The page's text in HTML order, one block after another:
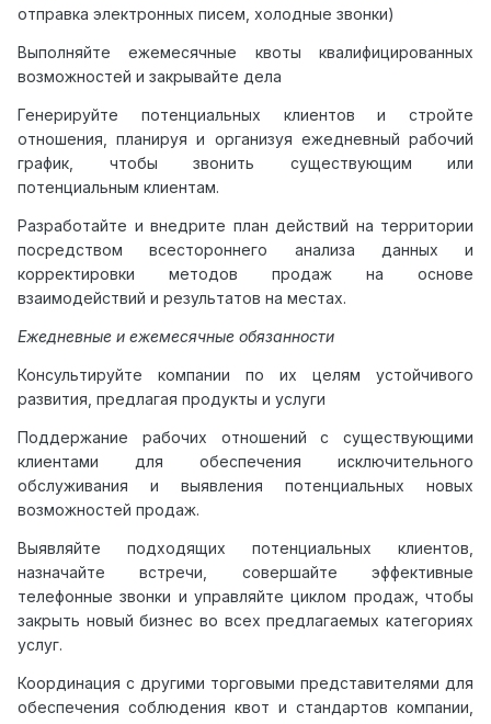
отправка электронных писем, холодные звонки)
Выполняйте ежемесячные квоты квалифицированных
возможностей и закрывайте дела
Генерируйте потенциальных клиентов и стройте
отношения, планируя и организуя ежедневный рабочий
график, чтобы звонить существующим или
потенциальным клиентам.
Разработайте и внедрите план действий на территории
посредством всестороннего анализа данных и
корректировки методов продаж на основе
взаимодействий и результатов на местах.
Ежедневные и ежемесячные обязанности
Консультируйте компании по их целям устойчивого
развития, предлагая продукты и услуги
Поддержание рабочих отношений с существующими
клиентами для обеспечения исключительного
обслуживания и выявления потенциальных новых
возможностей продаж.
Выявляйте подходящих потенциальных клиентов,
назначайте встречи, совершайте эффективные
телефонные звонки и управляйте циклом продаж, чтобы
закрыть новый бизнес во всех предлагаемых категориях
услуг.
Координация с другими торговыми представителями для
обеспечения соблюдения квот и стандартов компании,